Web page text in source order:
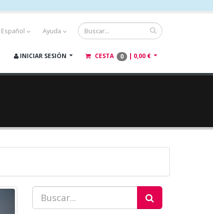
Español Ayuda
INICIAR SESIÓN CESTA 0 | 0,00 €